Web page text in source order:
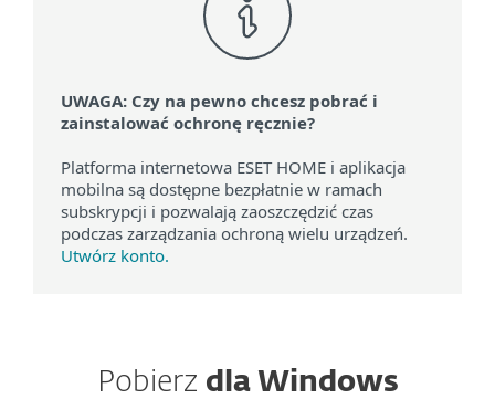
UWAGA: Czy na pewno chcesz pobrać i
zainstalować ochronę ręcznie?
Platforma internetowa ESET HOME i aplikacja
mobilna są dostępne bezpłatnie w ramach
subskrypcji i pozwalają zaoszczędzić czas
podczas zarządzania ochroną wielu urządzeń.
Utwórz konto.
Pobierz dla Windows